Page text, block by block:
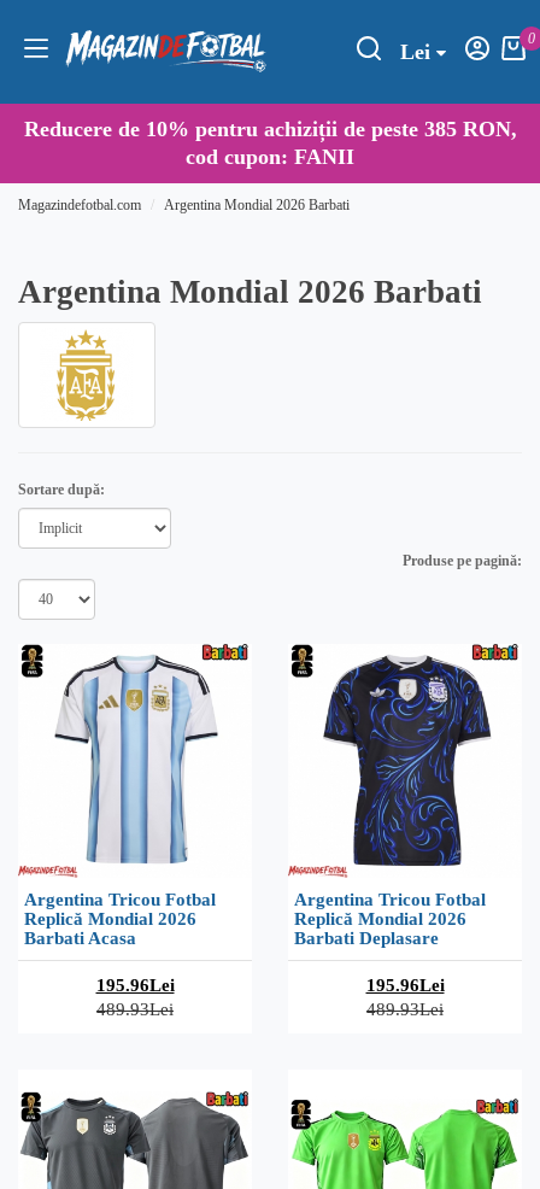
Lei
0
Reducere de 10% pentru achiziții de peste 385 RON,
cod cupon: FANII
Magazindefotbal.com Argentina Mondial 2026 Barbati
Argentina Mondial 2026 Barbati
Sortare după:
Produse pe pagină:
Argentina Tricou Fotbal
Replică Mondial 2026
Barbati Acasa
195.96Lei
489.93Lei
Argentina Tricou Fotbal
Replică Mondial 2026
Barbati Deplasare
195.96Lei
489.93Lei